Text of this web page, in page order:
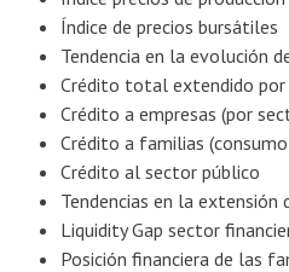
Índice de precios bursátiles
Tendencia en la evolución
Crédito total extendido por
Crédito a empresas (por
Crédito a familias
Crédito al sector público
Tendencias en la extensión
Liquidity Gap sector
Posición financiera de las